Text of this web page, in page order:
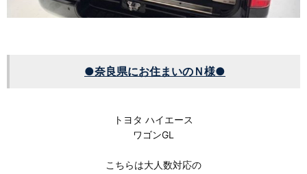
●奈良県にお住まいのＮ様●
トヨタ ハイエース
ワゴンGL
こちらは大人数対応の